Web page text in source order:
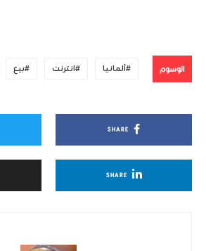
الوسوم ألمانيا انترنت بيع
SHARE
SHARE